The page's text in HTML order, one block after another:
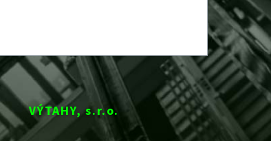
VÝTAHY, s.r.o.